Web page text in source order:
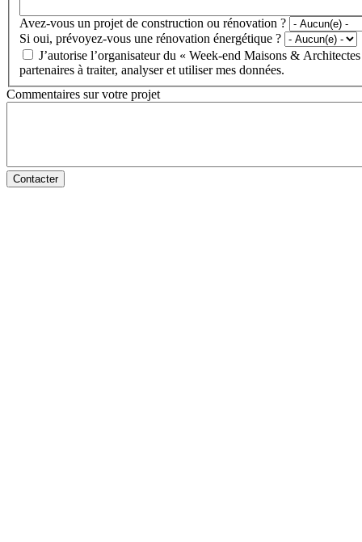
Avez-vous un projet de construction ou rénovation ?
Si oui, prévoyez-vous une rénovation énergétique ?
J’autorise l’organisateur du « Week-end Maisons & Architectes
partenaires à traiter, analyser et utiliser mes données.
Commentaires sur votre projet